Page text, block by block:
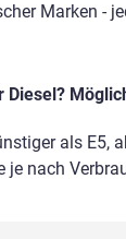
Marken -
Diesel?
als E5,
je nach